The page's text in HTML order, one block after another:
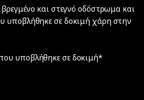
και στεγνό οδόστρωμα και
υποβλήθηκε σε δοκιμή χάρη στην
υποβλήθηκε σε δοκιμή*